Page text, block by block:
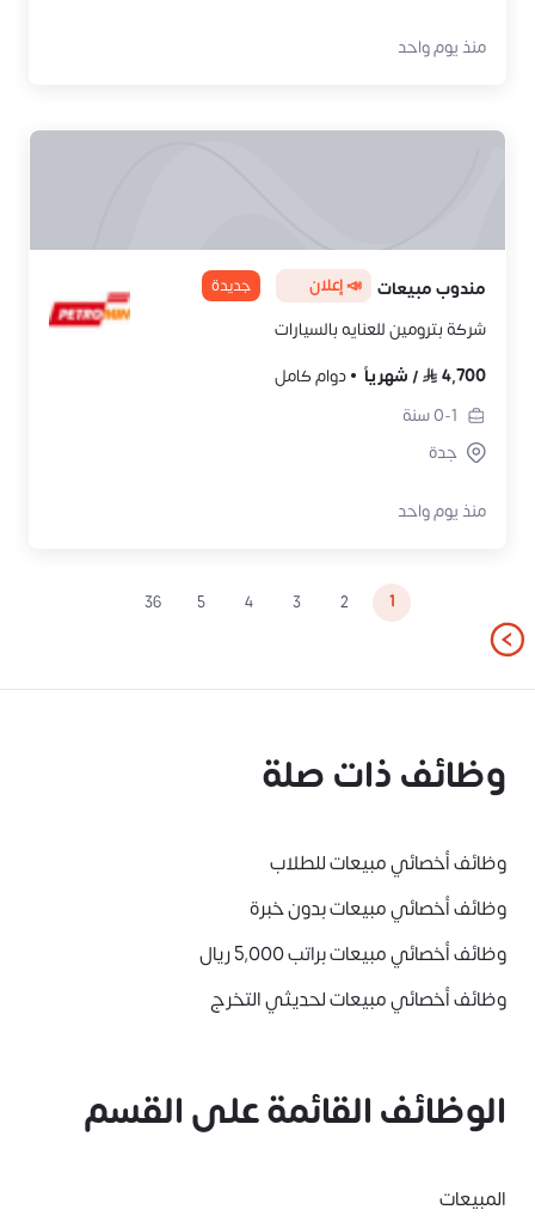
منذ يوم واحد
مندوب مبيعات 📣 إعلان جديدة
شركة بترومين للعنايه بالسيارات
4,700
/ شهرياً
دوام كامل
0-1سنة
جدة
منذ يوم واحد
1
2
3
4
5
36
وظائف ذات صلة
وظائف أخصائي مبيعات للطلاب
وظائف أخصائي مبيعات بدون خبرة
وظائف أخصائي مبيعات براتب 5,000 ريال
وظائف أخصائي مبيعات لحديثي التخرج
الوظائف القائمة على القسم
المبيعات